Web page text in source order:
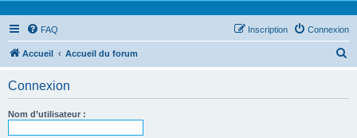
FAQ Connexion
Inscription
Accueil Accueil du forum
Connexion
Nom d’utilisateur :